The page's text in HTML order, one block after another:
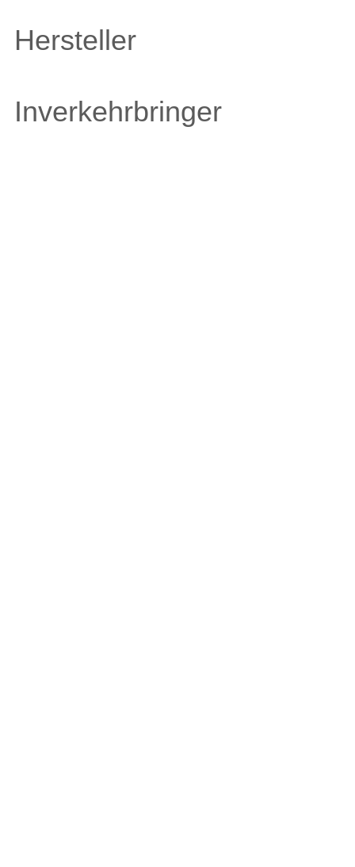
Hersteller
Inverkehrbringer